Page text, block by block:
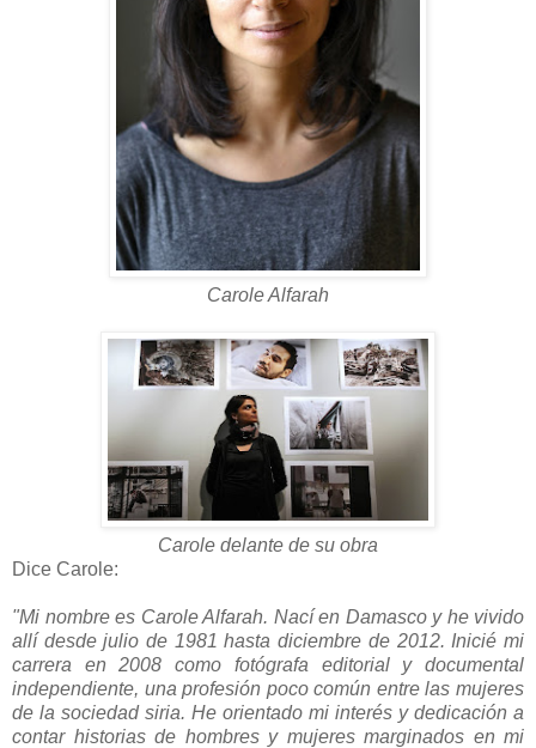
Carole Alfarah
Carole delante de su obra
Dice Carole:
"Mi nombre es Carole Alfarah. Nací en Damasco y he vivido
allí desde julio de 1981 hasta diciembre de 2012. Inicié mi
carrera en 2008 como fotógrafa editorial y documental
independiente, una profesión poco común entre las mujeres
de la sociedad siria. He orientado mi interés y dedicación a
contar historias de hombres y mujeres marginados en mi